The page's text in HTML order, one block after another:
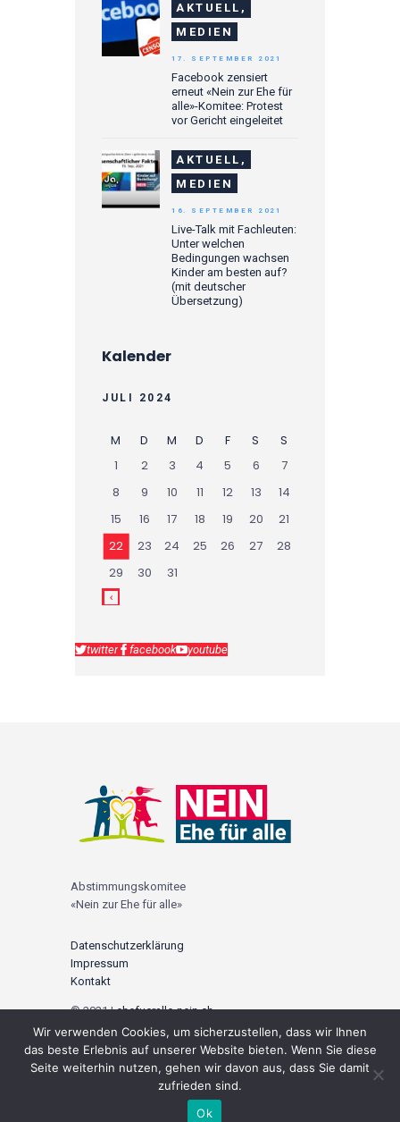
AKTUELL,
MEDIEN
Facebook zensiert
erneut «Nein zur Ehe für
alle»-Komitee: Protest
vor Gericht eingeleitet
17. SEPTEMBER 2021
AKTUELL,
MEDIEN
Live-Talk mit Fachleuten:
Unter welchen
Bedingungen wachsen
Kinder am besten auf?
(mit deutscher
Übersetzung)
16. SEPTEMBER 2021
Kalender
JULI 2024
M D M D F S
S
1
2 3 4 5 6
7
8
9 10 11 12 13
14
15
16 17 18 19 20
21
22
23 24 25 26 27
28
29
30 31
twitter facebook youtube
Abstimmungskomitee
«Nein zur Ehe für alle»
Datenschutzerklärung
Impressum
Kontakt
© 2021 |ehefueralle-nein.ch
Social Media
Wir verwenden Cookies, um sicherzustellen, dass wir Ihnen
das beste Erlebnis auf unserer Website bieten. Wenn Sie diese
Seite weiterhin nutzen, gehen wir davon aus, dass Sie damit
zufrieden sind.
Ok